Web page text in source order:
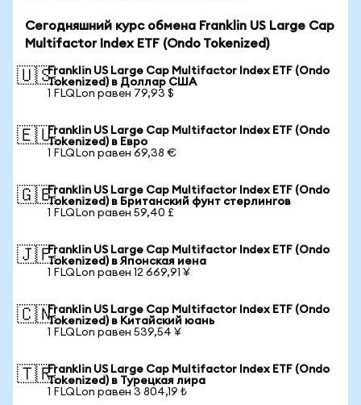
Сегодняшний курс обмена Franklin US Large Cap
Multifactor Index ETF (Ondo Tokenized)
🇺🇸Franklin US Large Cap Multifactor Index ETF (Ondo
Tokenized) в Доллар США
1 FLQLon равен 79,93 $
🇪🇺Franklin US Large Cap Multifactor Index ETF (Ondo
Tokenized) в Евро
1 FLQLon равен 69,38 €
🇬🇧Franklin US Large Cap Multifactor Index ETF (Ondo
Tokenized) в Британский фунт стерлингов
1 FLQLon равен 59,40 £
🇯🇵Franklin US Large Cap Multifactor Index ETF (Ondo
Tokenized) в Японская иена
1 FLQLon равен 12 669,91 ¥
🇨🇳Franklin US Large Cap Multifactor Index ETF (Ondo
Tokenized) в Китайский юань
1 FLQLon равен 539,54 ¥
🇹🇷Franklin US Large Cap Multifactor Index ETF (Ondo
Tokenized) в Турецкая лира
1 FLQLon равен 3 804,19 ₺